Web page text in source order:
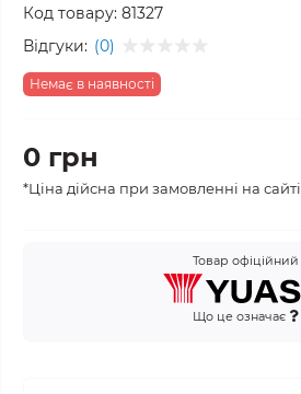
Код товару: 81327
Відгуки: (0)
Немає в наявності
0 грн
*Ціна дійсна при замовленні на сайті
Товар офіційний
Що це означає